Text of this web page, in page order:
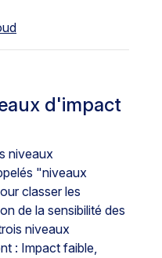
d'impact
niveaux
"niveaux
classer les
de la sensibilité des
niveaux
: Impact faible,